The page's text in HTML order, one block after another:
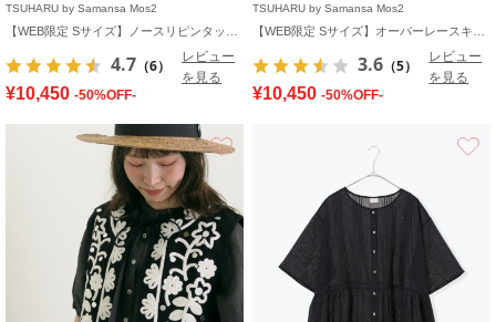
TSUHARU by Samansa Mos2
4.7 （6）
レビュー
を見る
¥10,450 -50%OFF-
TSUHARU by Samansa Mos2
3.6 （5）
レビュー
を見る
¥10,450 -50%OFF-